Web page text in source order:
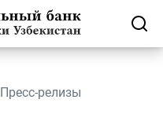
Пресс-релизы